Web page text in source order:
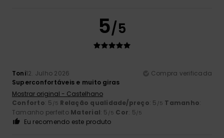
5/5
Toni12. Julho 2026
Compra verificada
Superconfortáveis e muito giras
Mostrar original - Castelhano
Conforto: 5 /5 Relação qualidade/preço: 5 /5 Tamanho:
Tamanho perfeito Material: 5 /5 Cor: 5/5
Eu recomendo este produto